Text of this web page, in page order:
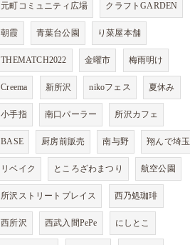
元町コミュニティ広場 クラフトGARDEN
朝霞 青葉台公園 り菜屋本舗
THEMATCH2022 金曜市 梅雨明け
Creema 新所沢 nikoフェス 夏休み
小手指 南口パーラー 所沢カフェ
BASE 厨房前販売 南与野 翔んで埼玉
リベイク ところざわまつり 航空公園
所沢ストリートプレイス 西乃処珈琲
西所沢 西武入間PePe にしとこ